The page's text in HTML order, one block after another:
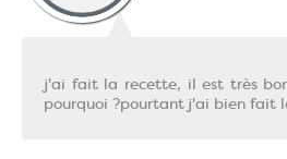
j'ai fait la recette, il est très
pourquoi ?pourtant j'ai bien fait